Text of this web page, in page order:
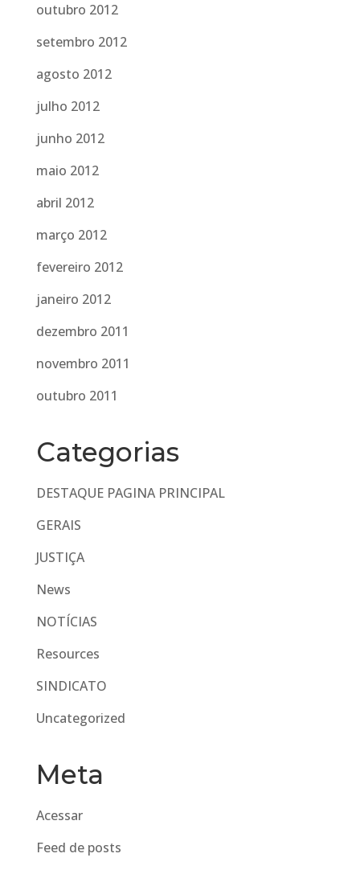
outubro 2012
setembro 2012
agosto 2012
julho 2012
junho 2012
maio 2012
abril 2012
março 2012
fevereiro 2012
janeiro 2012
dezembro 2011
novembro 2011
outubro 2011
Categorias
DESTAQUE PAGINA PRINCIPAL
GERAIS
JUSTIÇA
News
NOTÍCIAS
Resources
SINDICATO
Uncategorized
Meta
Acessar
Feed de posts